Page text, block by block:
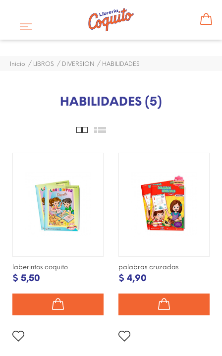
Inicio LIBROS DIVERSION HABILIDADES
HABILIDADES (5)
laberintos coquito
$ 5,50
palabras cruzadas
$ 4,90